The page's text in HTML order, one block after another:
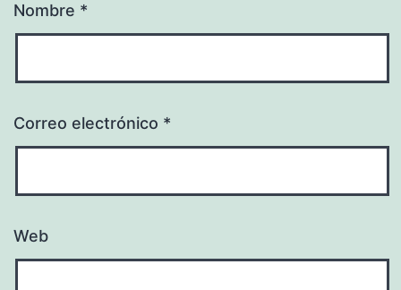
Nombre *
Correo electrónico *
Web